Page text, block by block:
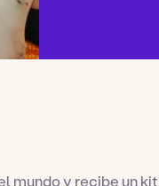
mundo y recibe un kit